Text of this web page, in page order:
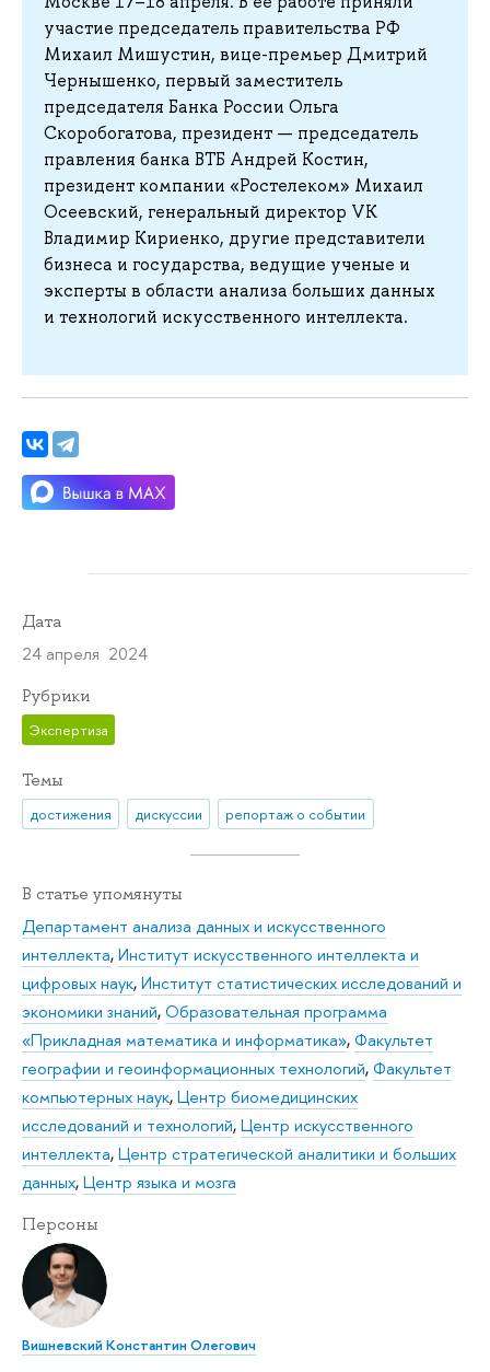
участие председатель правительства РФ
Михаил Мишустин, вице-премьер Дмитрий
Чернышенко, первый заместитель
председателя Банка России Ольга
Скоробогатова, президент — председатель
правления банка ВТБ Андрей Костин,
президент компании «Ростелеком» Михаил
Осеевский, генеральный директор VK
Владимир Кириенко, другие представители
бизнеса и государства, ведущие ученые и
эксперты в области анализа больших данных
и технологий искусственного интеллекта.
Дата
24 апреля 2024
Рубрики
Экспертиза
Темы
достижения дискуссии репортаж о событии
В статье упомянуты
Департамент анализа данных и искусственного
интеллекта,Институт искусственного интеллекта и
цифровых наук,Институт статистических исследований и
экономики знаний,Образовательная программа
«Прикладная математика и информатика»,Факультет
географии и геоинформационных технологий,Факультет
компьютерных наук,Центр биомедицинских
исследований и технологий,Центр искусственного
интеллекта,Центр стратегической аналитики и больших
данных,Центр языка и мозга
Персоны
Вишневский Константин Олегович